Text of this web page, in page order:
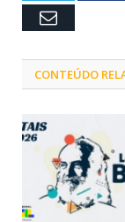
Email
CONTEÚDO